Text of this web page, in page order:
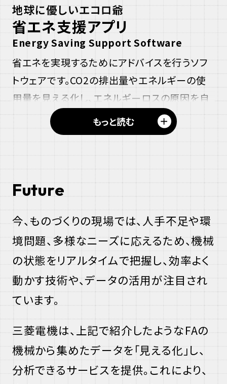
地球に優しいエコロ爺エ
コ
ロ
ジ
ー
省エネ支援アプリ
Energy Saving Support Software
省エネを実現するためにアドバイスを行うソフ
トウェアです。CO2シ
ー
オ
ー
ー
の排出量やエネルギーの使
用量を見える化し、エネルギーロスの原因を自
動で見つけたりします。電気・水・ガスなどのデ
ータをまとめて管理し、より良い省エネの方法
もっと読む ＋
Future
今、ものづくりの現場では、人手不足や環
境問題、多様なニーズに応えるため、機械
の状態をリアルタイムで把握し、効率よく
動かす技術や、データの活用が注目され
ています。
三菱電機は、上記で紹介したようなFAエ
フ
エ
の
機械から集めたデータを「見える化」し、
分析できるサービスを提供。これにより、